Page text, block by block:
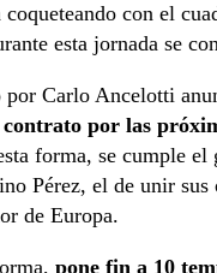
con el
esta jornada se
Carlo Ancelotti
por las
forma, se cumple el
Pérez, el de unir sus
de Europa.
pone fin a 10